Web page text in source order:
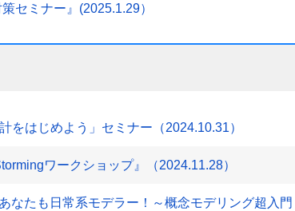
セミナー』(2025.1.29）
をはじめよう」セミナー（2024.10.31）
ワークショップ』（2024.11.28）
なたも日常系モデラー！～概念モデリング超入門